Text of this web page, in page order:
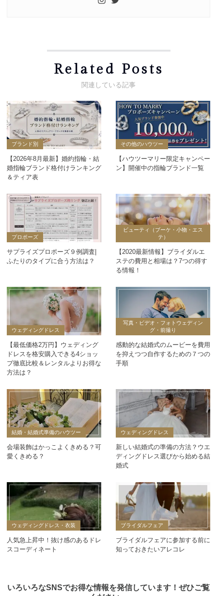
Related Posts
ブランド別
【2026年8月最新】婚約指輪・結
婚指輪ブランド格付けランキング
＆ティア表
その他のハウツー
【ハウツーマリー限定キャンペー
ン】開催中の指輪ブランド一覧
プロポーズ
サプライズプロポーズ９例調査|
ふたりのタイプに合う方法は？
ビューティ（ブーケ・小物・エス
テ）
【2020最新情報】ブライダルエ
ステの費用と相場は？7つの得す
る情報！
ウェディングドレス
【最低価格2万円】ウェディング
ドレスを格安購入できる4ショッ
プ徹底比較＆レンタルよりお得な
方法は？
写真・ビデオ・フォトウェディン
グ・前撮り
感動的な結婚式のムービーを費用
を抑えつつ自作するための７つの
手順
結婚・結婚式準備のハウツー
会場装飾はかっこよくきめる？可
愛くきめる？
ウェディングドレス
新しい結婚式の準備の方法？ウエ
ディングドレス選びから始める結
婚式
ウェディングドレス・衣装
人気急上昇中！抜け感のあるドレ
スコーディネート
ブライダルフェア
ブライダルフェアに参加する前に
知っておきたいアレコレ
いろいろなSNSでお得な情報を発信しています！ぜひご覧